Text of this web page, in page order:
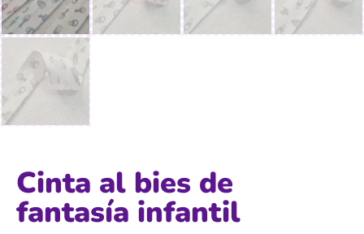
Cinta al bies de
fantasía infantil